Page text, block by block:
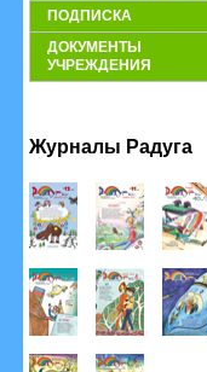
ПОДПИСКА
ДОКУМЕНТЫ
УЧРЕЖДЕНИЯ
Журналы Радуга